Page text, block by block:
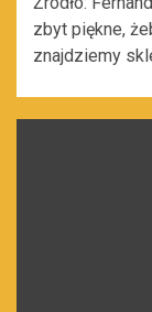
zbyt piękne,
znajdziemy